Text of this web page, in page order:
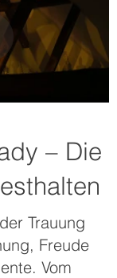
– Die
Trauung
Freude
Vom